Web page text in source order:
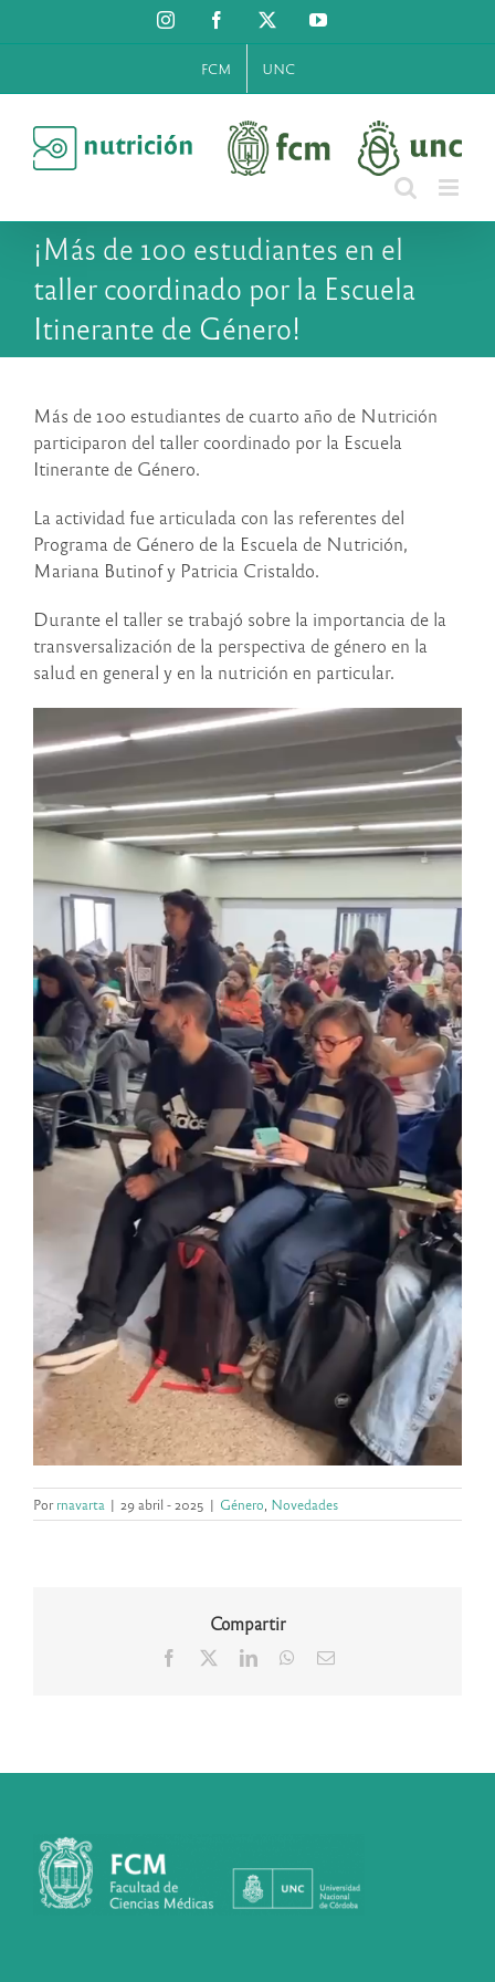
al
InstagramFacebook YouTube
FCM UNC
¡Más de 100 estudiantes en el
taller coordinado por la Escuela
Itinerante de Género!
Más de 100 estudiantes de cuarto año de Nutrición
participaron del taller coordinado por la Escuela
Itinerante de Género.
La actividad fue articulada con las referentes del
Programa de Género de la Escuela de Nutrición,
Mariana Butinof y Patricia Cristaldo.
Durante el taller se trabajó sobre la importancia de la
transversalización de la perspectiva de género en la
salud en general y en la nutrición en particular.
Porrnavarta | 29 abril - 2025 | Género, Novedades
Compartir
Facebook LinkedInWhatsApp
Correo